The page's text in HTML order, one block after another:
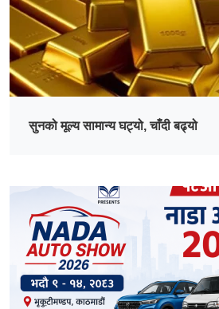
सुनको मूल्य सामान्य घट्यो, चाँदी बढ्यो